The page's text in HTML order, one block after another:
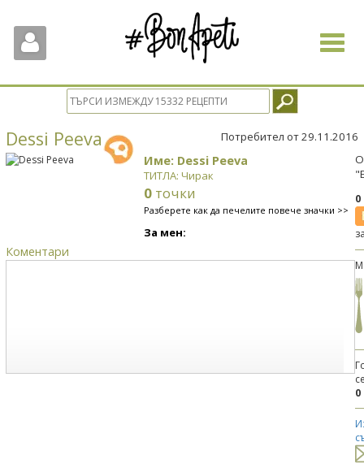
Toggle
Dessi Peeva Потребител от 29.11.2016
Име: Dessi Peeva
ТИТЛА: Чирак
0 точки
Разберете как да печелите повече значки >>
За мен:
Коментари
0